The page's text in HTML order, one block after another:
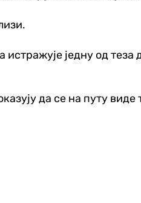
истражује једну од
да се на путу